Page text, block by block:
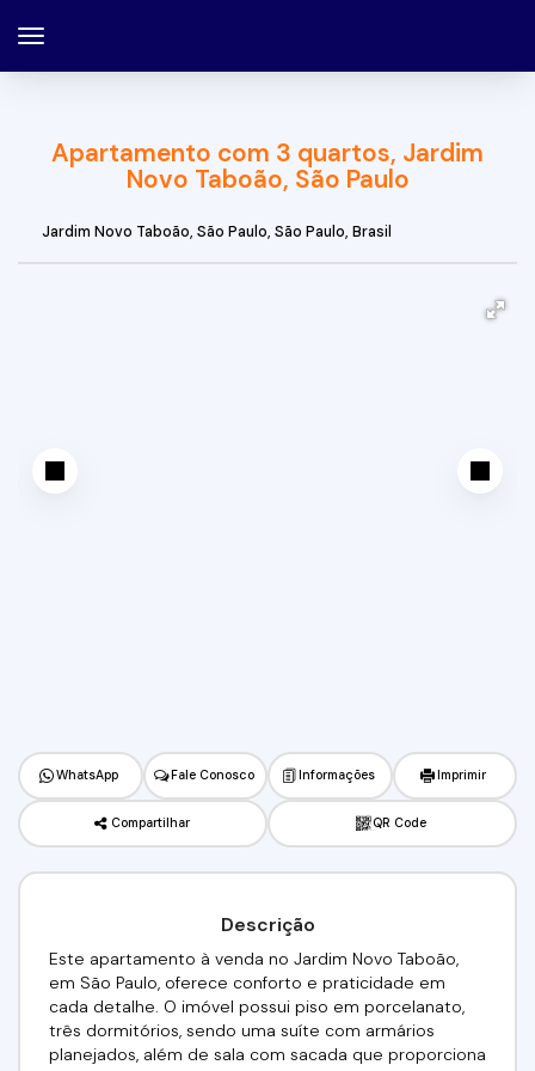
Apartamento com 3 quartos, Jardim
Novo Taboão, São Paulo
Jardim Novo Taboão, São Paulo, São Paulo, Brasil
WhatsApp Fale Conosco Informações Imprimir
Compartilhar QR Code
Descrição
Este apartamento à venda no Jardim Novo Taboão,
em São Paulo, oferece conforto e praticidade em
cada detalhe. O imóvel possui piso em porcelanato,
três dormitórios, sendo uma suíte com armários
planejados, além de sala com sacada que proporciona